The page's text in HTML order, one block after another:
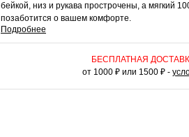
бейкой, низ и рукава прострочены, а мягкий
позаботится о вашем комфорте.
КАК НОСИТЬ
Благодаря лаконичному дизайну футболку
самостоятельный верх или интегрировать в
Подробнее
БЕСПЛАТНАЯ
от 1000 ₽ или 1500 ₽ -